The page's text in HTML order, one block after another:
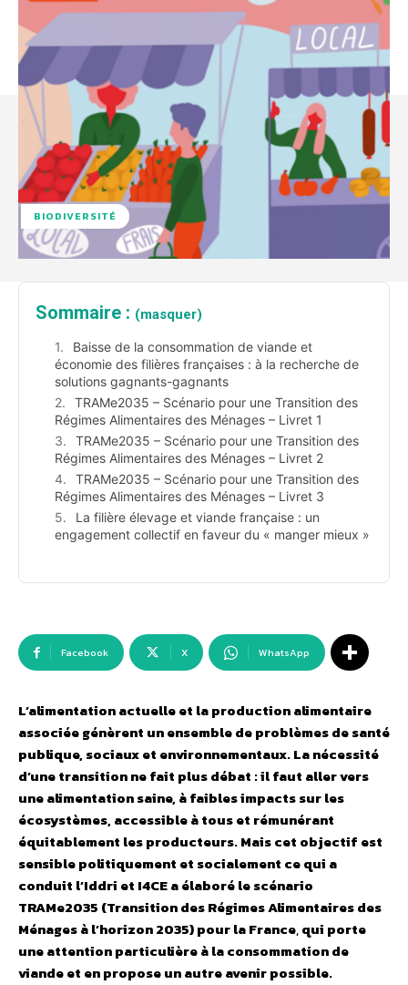
BIODIVERSITÉ
Sommaire : (masquer)
Baisse de la consommation de viande et
économie des filières françaises : à la recherche de
solutions gagnants-gagnants
TRAMe2035 – Scénario pour une Transition des
Régimes Alimentaires des Ménages – Livret 1
TRAMe2035 – Scénario pour une Transition des
Régimes Alimentaires des Ménages – Livret 2
TRAMe2035 – Scénario pour une Transition des
Régimes Alimentaires des Ménages – Livret 3
La filière élevage et viande française : un
engagement collectif en faveur du « manger mieux »
Facebook X WhatsApp
L’alimentation actuelle et la production alimentaire
associée génèrent un ensemble de problèmes de santé
publique, sociaux et environnementaux. La nécessité
d’une transition ne fait plus débat : il faut aller vers
une alimentation saine, à faibles impacts sur les
écosystèmes, accessible à tous et rémunérant
équitablement les producteurs.Mais cet objectif est
sensible politiquement et socialement ce qui a
conduit l’Iddri et I4CE a élaboré le scénario
TRAMe2035 (Transition des Régimes Alimentaires des
Ménages à l’horizon 2035) pour la France,qui porte
une attention particulière à la consommation de
viande et en propose un autre avenir possible.